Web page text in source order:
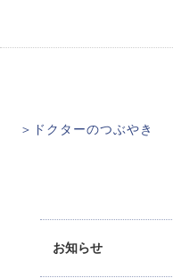
＞ドクターのつぶやき
お知らせ